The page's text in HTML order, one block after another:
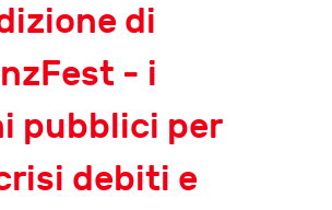
di
- i
pubblici per
debiti e